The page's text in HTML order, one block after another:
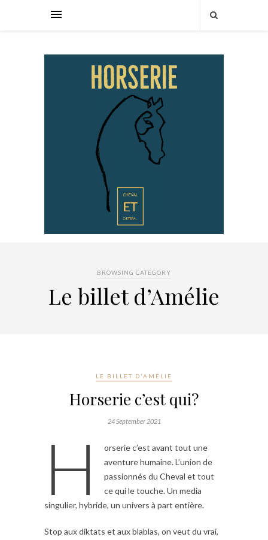
BROWSING CATEGORY
Le billet d’Amélie
LE BILLET D'AMÉLIE
Horserie c’est qui?
24 September 2021
H
orserie c’est avant tout une
aventure humaine. L’union de
passionnés du Cheval et tout
ce qui le touche. Un media
singulier, hybride, un univers à part entière.
Stop aux diktats et aux blablas, on veut du vrai,